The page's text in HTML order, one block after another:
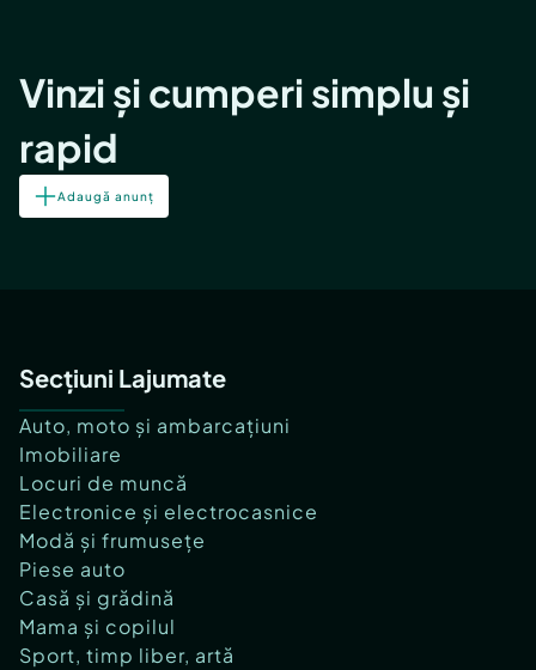
Vinzi și cumperi simplu și
rapid
Adaugă anunț
Secțiuni Lajumate
Auto, moto și ambarcațiuni
Imobiliare
Locuri de muncă
Electronice și electrocasnice
Modă și frumusețe
Piese auto
Casă și grădină
Mama și copilul
Sport, timp liber, artă